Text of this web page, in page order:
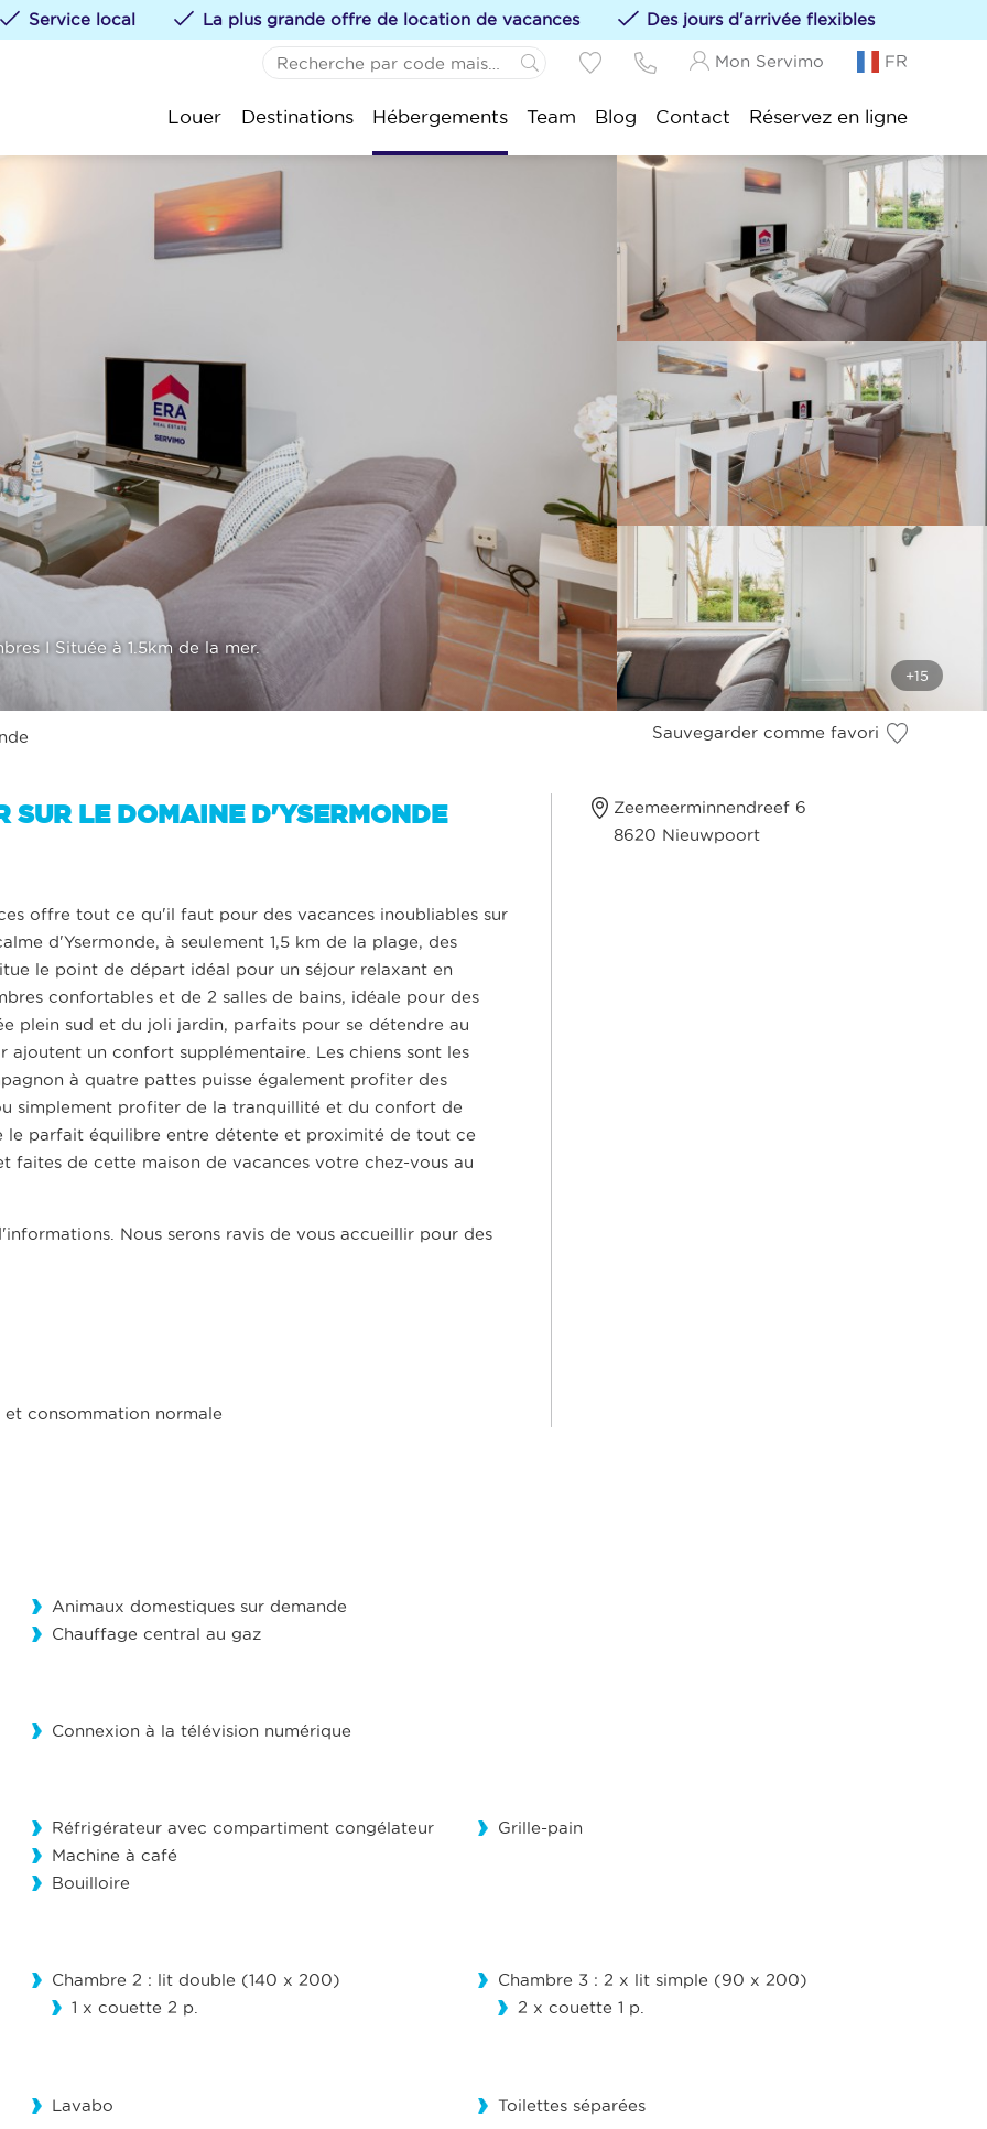
Service local La plus grande offre de location de vacances Des jours d'arrivée flexibles
Vous pouvez ajouter des hébergements à vos favoris en cliquant sur le
Mon Servimo FR
Louer Destinations Hébergements Team Blog Contact Réservez en ligne
I Située à 1.5km de la mer.
Sauvegarder comme favori
SUR LE DOMAINE D'YSERMONDE
offre tout ce qu'il faut pour des vacances inoubliables sur
d'Ysermonde, à seulement 1,5 km de la plage, des
le point de départ idéal pour un séjour relaxant en
confortables et de 2 salles de bains, idéale pour des
plein sud et du joli jardin, parfaits pour se détendre au
un confort supplémentaire. Les chiens sont les
à quatre pattes puisse également profiter des
simplement profiter de la tranquillité et du confort de
parfait équilibre entre détente et proximité de tout ce
faites de cette maison de vacances votre chez-vous au
Nous serons ravis de vous accueillir pour des
consommation normale
Zeemeerminnendreef 6
8620 Nieuwpoort
Animaux domestiques sur demande
Chauffage central au gaz
Connexion à la télévision numérique
Réfrigérateur avec compartiment congélateur
Machine à café
Bouilloire
Grille-pain
Chambre 2 : lit double (140 x 200)
1 x couette 2 p.
Chambre 3 : 2 x lit simple (90 x 200)
2 x couette 1 p.
Lavabo Toilettes séparées